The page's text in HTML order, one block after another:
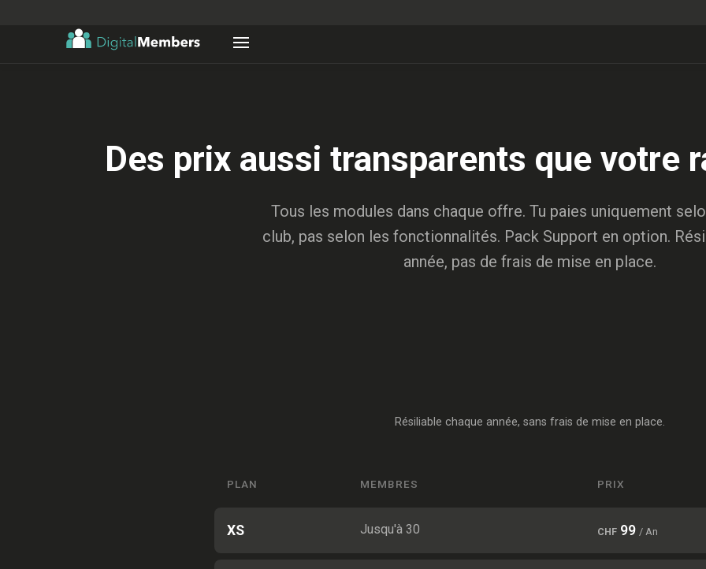
Des prix aussi transparents que votre
Tous les modules dans chaque offre. Tu paies uniquement
club, pas selon les fonctionnalités. Pack Support en option.
année, pas de frais de mise en place.
Résiliable chaque année, sans frais de mise en place.
PLAN MEMBRES PRIX
XS Jusqu'à 30 CHF 99 / An